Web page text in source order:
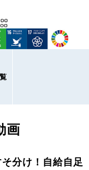
画
分け！自給自足